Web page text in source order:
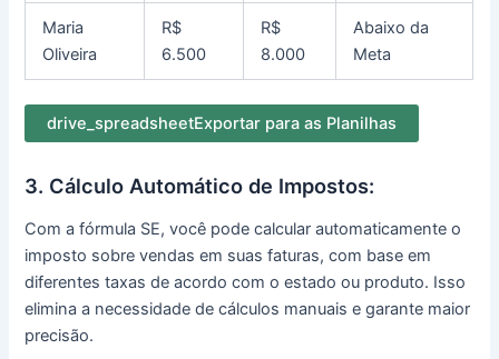
Maria
Oliveira
R$
6.500
R$
8.000
Abaixo da
Meta
drive_spreadsheetExportar para as Planilhas
3. Cálculo Automático de Impostos:
Com a fórmula SE, você pode calcular automaticamente o
imposto sobre vendas em suas faturas, com base em
diferentes taxas de acordo com o estado ou produto. Isso
elimina a necessidade de cálculos manuais e garante maior
precisão.